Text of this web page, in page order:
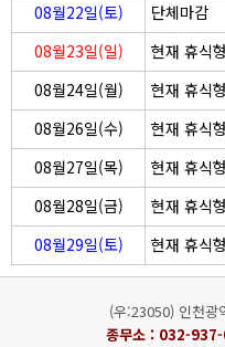
08월22일(토)
단체마감
08월23일(일)
현재 휴식
08월24일(월)
현재 휴식
08월26일(수)
현재 휴식
08월27일(목)
현재 휴식
08월28일(금)
현재 휴식
08월29일(토)
현재 휴식
(우:23050) 인천광
종무소 : 032-